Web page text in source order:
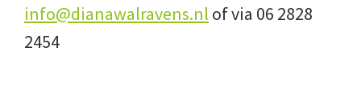
info@dianawalravens.nlof via 06 2828
2454